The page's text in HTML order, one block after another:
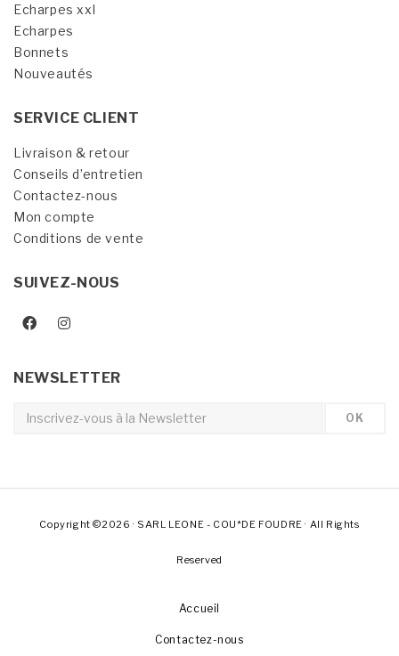
Echarpes xxl
Echarpes
Bonnets
Nouveautés
SERVICE CLIENT
Livraison & retour
Conseils d’entretien
Contactez-nous
Mon compte
Conditions de vente
SUIVEZ-NOUS
NEWSLETTER
Copyright ©2026 · SARL LEONE - COU*DE FOUDRE · All Rights
Reserved
Accueil
Contactez-nous